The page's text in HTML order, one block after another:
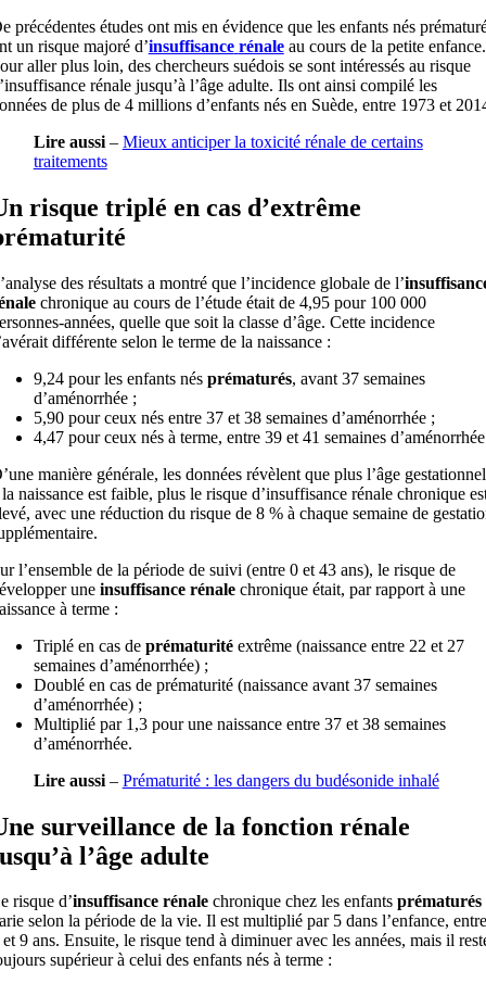
précédentes études ont mis en évidence que les enfants nés
un risque majoré d’insuffisance rénaleau cours de la petite enfance.
aller plus loin, des chercheurs suédois se sont intéressés au risque
rénale jusqu’à l’âge adulte. Ils ont ainsi compilé les
de plus de 4 millions d’enfants nés en Suède, entre 1973 et
Lire aussi– Mieux anticiper la toxicité rénale de certains
traitements
risque triplé en cas d’extrême
des résultats a montré que l’incidence globale de l’
chronique au cours de l’étude était de 4,95 pour 100 000
années, quelle que soit la classe d’âge. Cette incidence
différente selon le terme de la naissance :
9,24 pour les enfants nés prématurés, avant 37 semaines
d’aménorrhée ;
5,90 pour ceux nés entre 37 et 38 semaines d’aménorrhée ;
4,47 pour ceux nés à terme, entre 39 et 41 semaines
manière générale, les données révèlent que plus l’âge gestationnel
naissance est faible, plus le risque d’insuffisance rénale chronique
avec une réduction du risque de 8 % à chaque semaine de
l’ensemble de la période de suivi (entre 0 et 43 ans), le risque de
une insuffisance rénalechronique était, par rapport à une
à terme :
Triplé en cas de prématuritéextrême (naissance entre 22 et 27
semaines d’aménorrhée) ;
Doublé en cas de prématurité (naissance avant 37 semaines
d’aménorrhée) ;
Multiplié par 1,3 pour une naissance entre 37 et 38 semaines
d’aménorrhée.
Lire aussi– Prématurité : les dangers du budésonide inhalé
surveillance de la fonction rénale
l’âge adulte
risque d’insuffisance rénalechronique chez les enfants prématurés
selon la période de la vie. Il est multiplié par 5 dans l’enfance, entre
9 ans. Ensuite, le risque tend à diminuer avec les années, mais il
supérieur à celui des enfants nés à terme :